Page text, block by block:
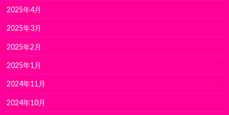
2025年4月
2025年3月
2025年2月
2025年1月
2024年11月
2024年10月